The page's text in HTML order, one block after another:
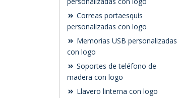
Correas portaesquís
personalizadas con logo
Memorias USB personalizadas
con logo
Soportes de teléfono de
madera con logo
Llavero linterna con logo